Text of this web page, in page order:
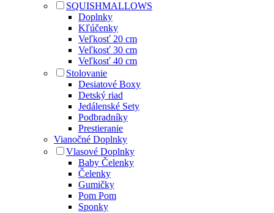
SQUISHMALLOWS
Doplnky
Kľúčenky
Veľkosť 20 cm
Veľkosť 30 cm
Veľkosť 40 cm
Stolovanie
Desiatové Boxy
Detský riad
Jedálenské Sety
Podbradníky
Prestieranie
Vianočné Doplnky
Vlasové Doplnky
Baby Čelenky
Čelenky
Gumičky
Pom Pom
Sponky